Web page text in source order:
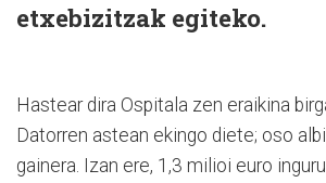
etxebizitzak egiteko.
Hastear dira Ospitala zen eraikina
Datorren astean ekingo diete; oso
gainera. Izan ere, 1,3 milioi euro